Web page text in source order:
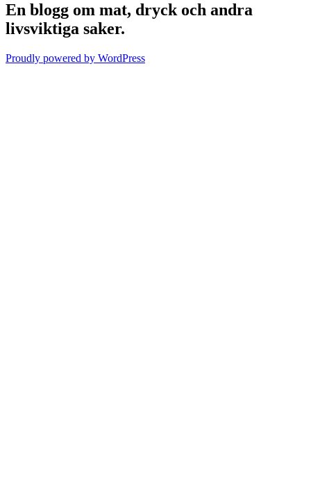
En blogg om mat, dryck och andra
livsviktiga saker.
Proudly powered by WordPress